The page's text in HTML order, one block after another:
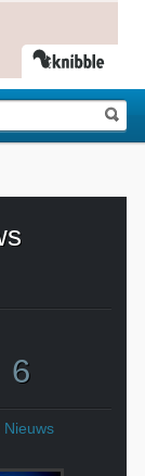
6
Nieuws